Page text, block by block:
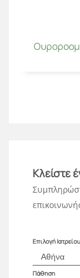
Κλείστε
Επιλογή Ιατρείου
Πάθηση